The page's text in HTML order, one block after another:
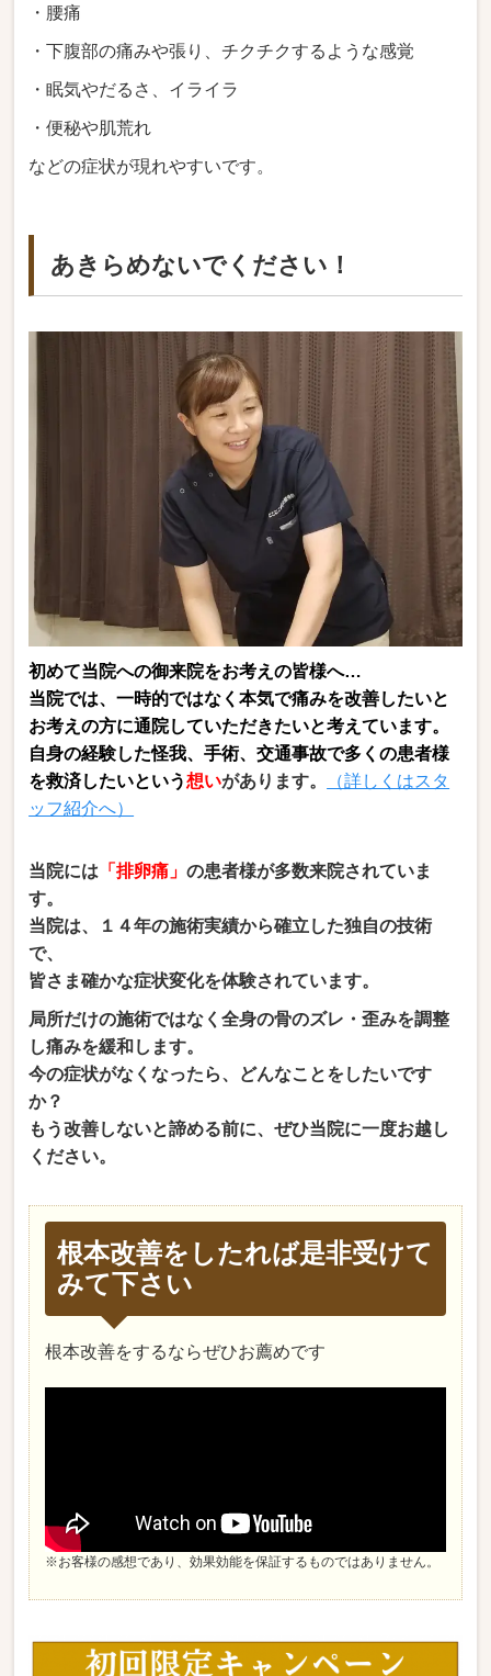
・腰痛
・下腹部の痛みや張り、チクチクするような感覚
・眠気やだるさ、イライラ
・便秘や肌荒れ
などの症状が現れやすいです。
あきらめないでください！
初めて当院への御来院をお考えの皆様へ…
当院では、一時的ではなく本気で痛みを改善したいと
お考えの方に通院していただきたいと考えています。
自身の経験した怪我、手術、交通事故で多くの患者様
を救済したいという想いがあります。
（詳しくはスタ
ッフ紹介へ）
当院には 「排卵痛」の患者様が多数来院されていま
す。
当院は、１４年の施術実績から確立した独自の技術
で、
皆さま確かな症状変化を体験されています。
局所だけの施術ではなく全身の骨のズレ・歪みを調整
し痛みを緩和します。
今の症状がなくなったら、どんなことをしたいです
か？
もう改善しないと諦める前に、ぜひ当院に一度お越し
ください。
根本改善をしたれば是非受けて
みて下さい
根本改善をするならぜひお薦めです
※お客様の感想であり、効果効能を保証するものではありません。